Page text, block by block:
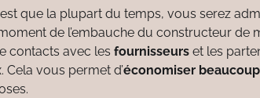
que la plupart du temps, vous serez
de l’embauche du constructeur de
contacts avec les fournisseurs et les
vous permet d’économiser beaucoup